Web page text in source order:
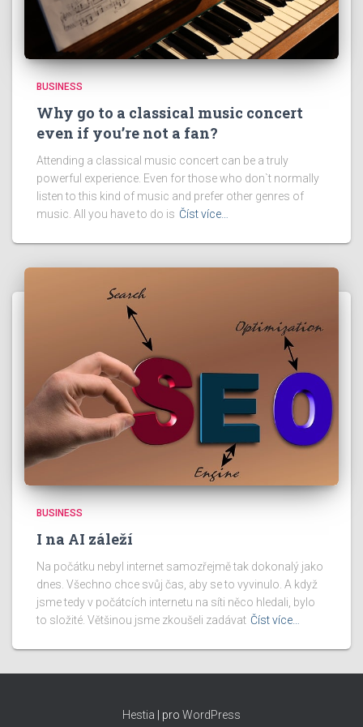
BUSINESS
Why go to a classical music concert
even if you’re not a fan?
Attending a classical music concert can be a truly
powerful experience. Even for those who don`t normally
listen to this kind of music and prefer other genres of
music. All you have to do is Číst více…
BUSINESS
I na AI záleží
Na počátku nebyl internet samozřejmě tak dokonalý jako
dnes. Všechno chce svůj čas, aby se to vyvinulo. A když
jsme tedy v počátcích internetu na síti něco hledali, bylo
to složité. Většinou jsme zkoušeli zadávat Číst více…
Hestia | pro WordPress